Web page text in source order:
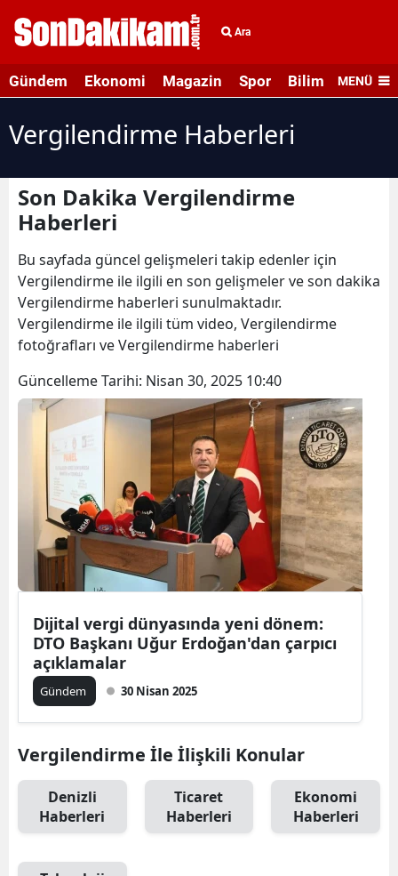
Ara
Gündem Ekonomi Magazin Spor Bilim veMENÜ
Vergilendirme Haberleri
Son Dakika Vergilendirme
Haberleri
Bu sayfada güncel gelişmeleri takip edenler için
Vergilendirme ile ilgili en son gelişmeler ve son dakika
Vergilendirme haberleri sunulmaktadır.
Vergilendirme ile ilgili tüm video, Vergilendirme
fotoğrafları ve Vergilendirme haberleri
Güncelleme Tarihi: Nisan 30, 2025 10:40
Dijital vergi dünyasında yeni dönem:
DTO Başkanı Uğur Erdoğan'dan çarpıcı
açıklamalar
Gündem 30 Nisan 2025
Vergilendirme İle İlişkili Konular
Denizli
Haberleri
Ticaret
Haberleri
Ekonomi
Haberleri